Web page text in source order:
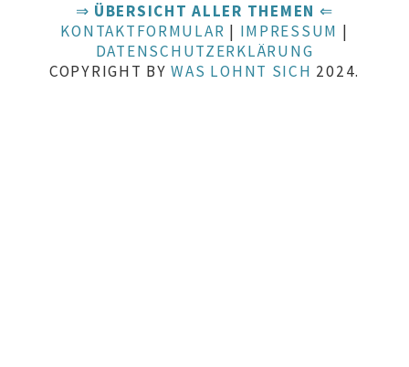
⇒ ÜBERSICHT ALLER THEMEN ⇐
KONTAKTFORMULAR | IMPRESSUM |
DATENSCHUTZERKLÄRUNG
COPYRIGHT BYWAS LOHNT SICH 2024.